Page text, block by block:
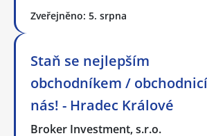
Zveřejněno: 5. srpna
Staň se nejlepším
obchodníkem /
nás! - Hradec Králové
Broker Investment, s.r.o.